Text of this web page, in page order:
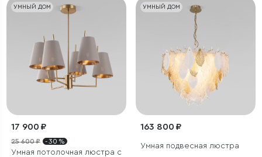
УМНЫЙ ДОМ
17 900 ₽
25 600 ₽ - 30 %
Умная потолочная люстра с
УМНЫЙ ДОМ
163 800 ₽
Умная подвесная люстра